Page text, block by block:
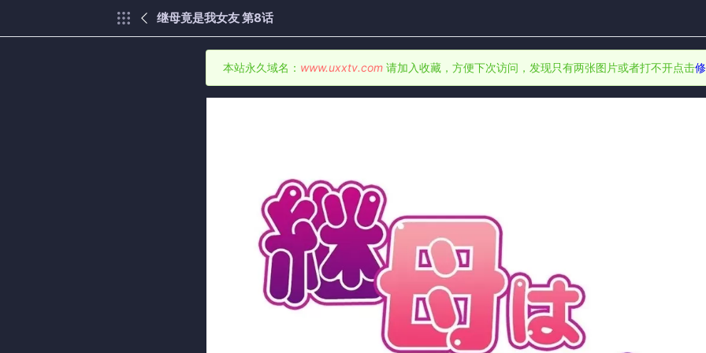
继母竟是我女友 第8话
本站永久域名： www.uxxtv.com 请加入收藏，方便下次访问，发现只有两张图片或者打不开点击